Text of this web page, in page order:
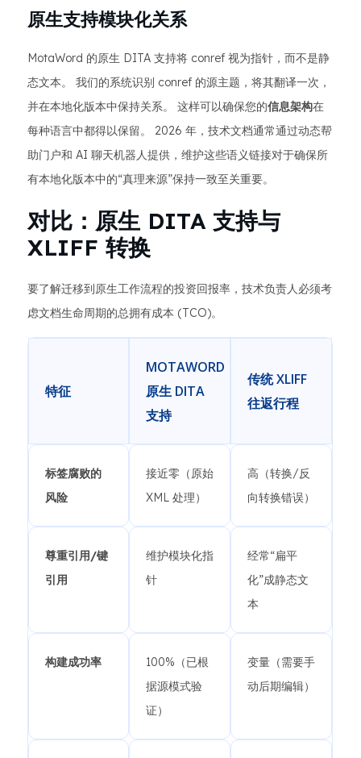
原生支持模块化关系
MotaWord 的原生 DITA 支持将 conref 视为指针，而不是静
态文本。 我们的系统识别 conref 的源主题，将其翻译一次，
并在本地化版本中保持关系。 这样可以确保您的信息架构在
每种语言中都得以保留。 2026 年，技术文档通常通过动态帮
助门户和 AI 聊天机器人提供，维护这些语义链接对于确保所
有本地化版本中的“真理来源”保持一致至关重要。
对比：原生 DITA 支持与
XLIFF 转换
要了解迁移到原生工作流程的投资回报率，技术负责人必须考
虑文档生命周期的总拥有成本 (TCO)。
特征
MOTAWORD
原生 DITA
支持
传统 XLIFF
往返行程
标签腐败的
风险
接近零（原始
XML 处理）
高（转换/反
向转换错误）
尊重引用/键
引用
维护模块化指
针
经常“扁平
化”成静态文
本
构建成功率
100%（已根
据源模式验
证）
变量（需要手
动后期编辑）